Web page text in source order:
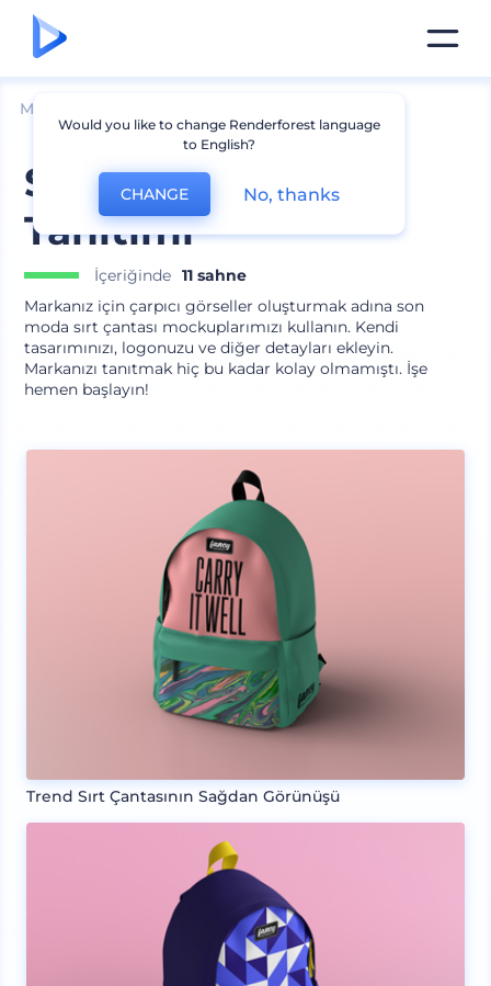
Mockuplar
Sırt Çantası Marka
Tanıtımı
İçeriğinde 11 sahne
Markanız için çarpıcı görseller oluşturmak adına son
moda sırt çantası mockuplarımızı kullanın. Kendi
tasarımınızı, logonuzu ve diğer detayları ekleyin.
Markanızı tanıtmak hiç bu kadar kolay olmamıştı. İşe
hemen başlayın!
Trend Sırt Çantasının Sağdan Görünüşü
Would you like to change Renderforest language
to English?
CHANGE No, thanks